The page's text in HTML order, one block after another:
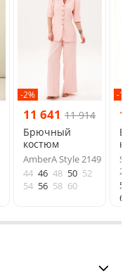
-2%
11 641 11 914
Брючный
костюм
AmberA Style 2149
44 46 48 50 52
54 56 58 60
-